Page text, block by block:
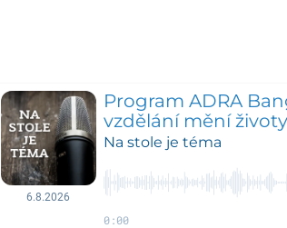
6.8.2026
Program ADRA
vzdělání mění životy
Na stole je téma
0:00